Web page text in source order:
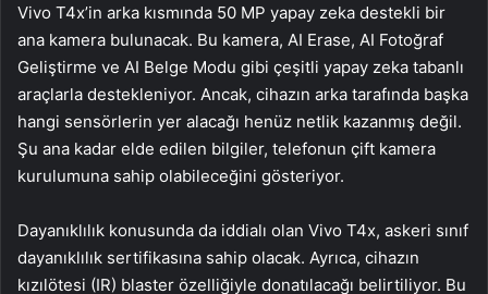
Vivo T4x’in arka kısmında 50 MP yapay zeka destekli bir
ana kamera bulunacak. Bu kamera, AI Erase, AI Fotoğraf
Geliştirme ve AI Belge Modu gibi çeşitli yapay zeka tabanlı
araçlarla destekleniyor. Ancak, cihazın arka tarafında başka
hangi sensörlerin yer alacağı henüz netlik kazanmış değil.
Şu ana kadar elde edilen bilgiler, telefonun çift kamera
kurulumuna sahip olabileceğini gösteriyor.
Dayanıklılık konusunda da iddialı olan Vivo T4x, askeri sınıf
dayanıklılık sertifikasına sahip olacak. Ayrıca, cihazın
kızılötesi (IR) blaster özelliğiyle donatılacağı belirtiliyor. Bu